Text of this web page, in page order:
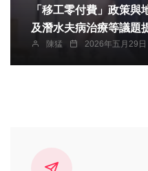
「移工零付費」政策
及潛水夫病治療等議題
社會處長必須積極反映
零付費方案。
陳猛 2026年五月29日